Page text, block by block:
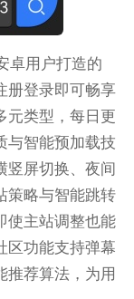
卓用户打造的
册登录即可畅享
元类型，每日更
与智能预加载技
竖屏切换、夜间
策略与智能跳转
使主站调整也能
区功能支持弹幕
推荐算法，为用